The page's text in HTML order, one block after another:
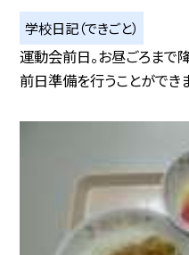
学校日記（できごと）
運動会前日。お昼ごろまで
前日準備を行うことができ